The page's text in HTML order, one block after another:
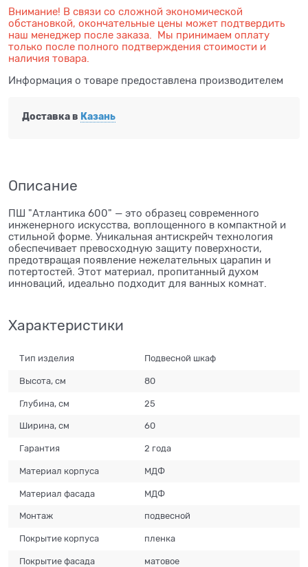
Внимание! В связи со сложной экономической
обстановкой, окончательные цены может подтвердить
наш менеджер после заказа. Мы принимаем оплату
только после полного подтверждения стоимости и
наличия товара.
Информация о товаре предоставлена производителем
Доставка в Казань
Описание
ПШ "Атлантика 600" — это образец современного
инженерного искусства, воплощенного в компактной и
стильной форме. Уникальная антискрейч технология
обеспечивает превосходную защиту поверхности,
предотвращая появление нежелательных царапин и
потертостей. Этот материал, пропитанный духом
инноваций, идеально подходит для ванных комнат.
Характеристики
Тип изделия Подвесной шкаф
Высота, см 80
Глубина, см 25
Ширина, см 60
Гарантия 2 года
Материал корпуса МДФ
Материал фасада МДФ
Монтаж подвесной
Покрытие корпуса пленка
Покрытие фасада матовое